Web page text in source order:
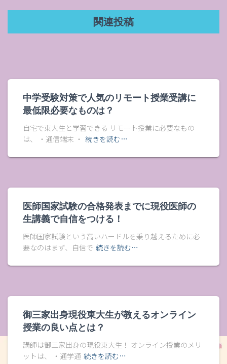
関連投稿
中学受験対策で人気のリモート授業受講に
最低限必要なものは？
自宅で東大生と学習できる リモート授業に必要なもの
は、 ・通信端末 ・ 続きを読む…
医師国家試験の合格発表までに現役医師の
生講義で自信をつける！
医師国家試験という高いハードルを乗り越えるために必
要なのはまず、自信で 続きを読む…
御三家出身現役東大生が教えるオンライン
授業の良い点とは？
講師は御三家出身の現役東大生！ オンライン授業のメリ
ットは、 ・通学通 続きを読む…